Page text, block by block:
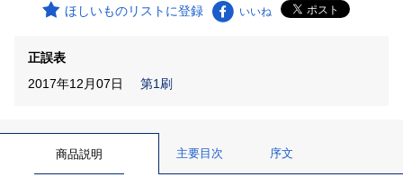
ほしいものリストに登録 いいね
正誤表
2017年12月07日
第1刷
商品説明 主要目次 序文